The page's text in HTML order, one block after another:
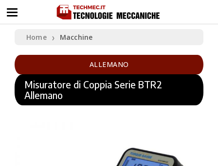
Home ❯ Macchine
ALLEMANO
Misuratore di Coppia Serie BTR2
Allemano